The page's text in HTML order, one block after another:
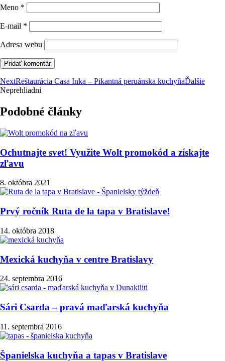
Meno *
E-mail *
Adresa webu
NextReštaurácia Casa Inka – Pikantná peruánska kuchyňaĎalšie
Neprehliadni
Podobné články
Ochutnajte svet! Využite Wolt promokód a získajte
zľavu
8. októbra 2021
Prvý ročník Ruta de la tapa v Bratislave!
14. októbra 2018
Mexická kuchyňa v centre Bratislavy
24. septembra 2016
Sári Csarda – pravá maďarská kuchyňa
11. septembra 2016
Španielska kuchyňa a tapas v Bratislave